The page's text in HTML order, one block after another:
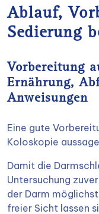
Ablauf,
Sedierung
Vorbereitung
Ernährung,
Anweisungen
Eine gute
Koloskopie
Damit die
Untersuchung
der Darm
freier Sicht lassen